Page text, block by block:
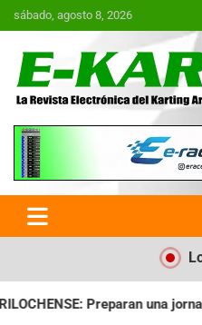
Saltar
al
sábado, agosto 8, 2026
E-Kart.com.ar
Electrónica
Argentina
a puro espectáculo